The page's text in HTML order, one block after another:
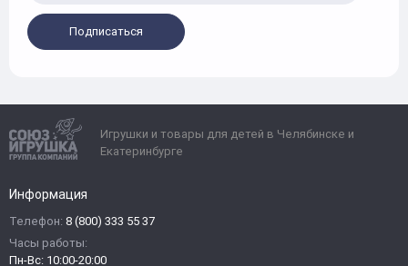
Подписаться
Игрушки и товары для детей в Челябинске и
Екатеринбурге
Информация
Телефон: 8 (800) 333 55 37
Часы работы:
Пн-Вс: 10:00-20:00